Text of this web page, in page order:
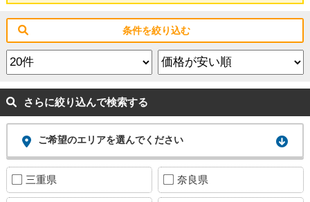
条件を絞り込む
さらに絞り込んで検索する
ご希望のエリアを選んでください
三重県 奈良県